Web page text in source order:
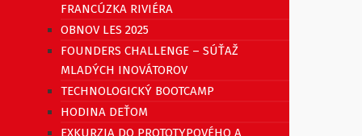
FRANCÚZKA RIVIÉRA
OBNOV LES 2025
FOUNDERS CHALLENGE – SÚŤAŽ
MLADÝCH INOVÁTOROV
TECHNOLOGICKÝ BOOTCAMP
HODINA DEŤOM
EXKURZIA DO PROTOTYPOVÉHO A